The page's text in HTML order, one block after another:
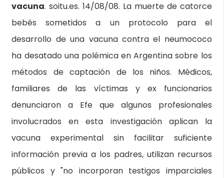
vacuna. soitu.es. 14/08/08. La muerte de catorce
bebés sometidos a un protocolo para el
desarrollo de una vacuna contra el neumococo
ha desatado una polémica en Argentina sobre los
métodos de captación de los niños. Médicos,
familiares de las víctimas y ex funcionarios
denunciaron a Efe que algunos profesionales
involucrados en esta investigación aplican la
vacuna experimental sin facilitar suficiente
información previa a los padres, utilizan recursos
públicos y "no incorporan testigos imparciales